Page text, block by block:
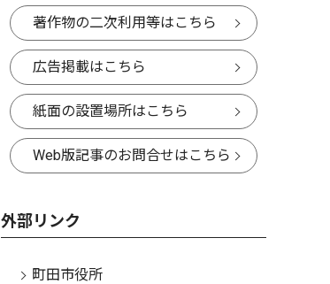
町田
南町田に800坪の工場 活気
著作物の二次利用等はこちら
広告掲載はこちら
紙面の設置場所はこちら
Web版記事のお問合せはこちら
外部リンク
町田市役所